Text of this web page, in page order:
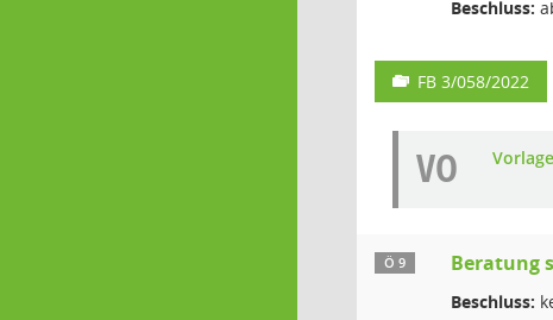
Beschluss:
FB 3/058/2022
VO Vorlage
Ö 9 Beratung
Beschluss: